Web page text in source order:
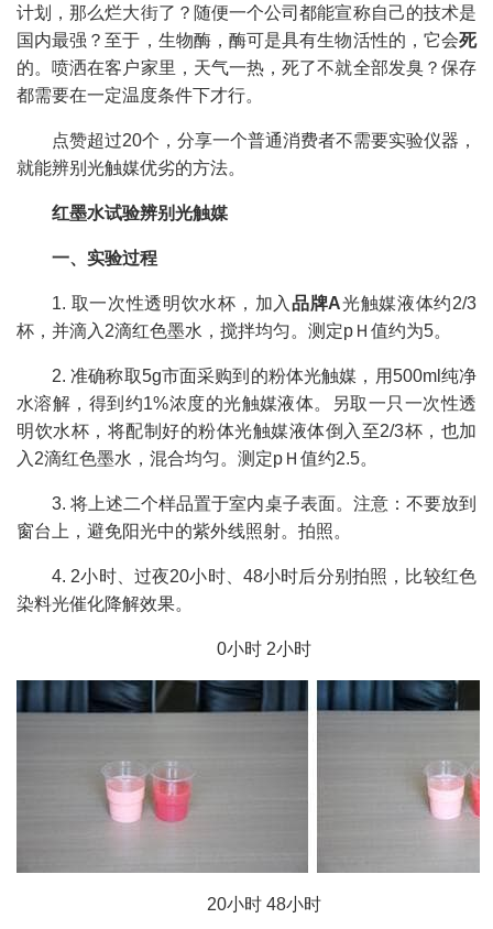
计划，那么烂大街了？随便一个公司都能宣称自己的技术是
国内最强？至于，生物酶，酶可是具有生物活性的，它会死
的。喷洒在客户家里，天气一热，死了不就全部发臭？保存
都需要在一定温度条件下才行。
点赞超过20个，分享一个普通消费者不需要实验仪器，
就能辨别光触媒优劣的方法。
红墨水试验辨别光触媒
一、实验过程
1. 取一次性透明饮水杯，加入 品牌A光触媒液体约2/3
杯，并滴入2滴红色墨水，搅拌均匀。测定pＨ值约为5。
2. 准确称取5g市面采购到的粉体光触媒，用500ml纯净
水溶解，得到约1%浓度的光触媒液体。另取一只一次性透
明饮水杯，将配制好的粉体光触媒液体倒入至2/3杯，也加
入2滴红色墨水，混合均匀。测定pＨ值约2.5。
3. 将上述二个样品置于室内桌子表面。注意：不要放到
窗台上，避免阳光中的紫外线照射。拍照。
4. 2小时、过夜20小时、48小时后分别拍照，比较红色
染料光催化降解效果。
0小时 2小时
20小时 48小时